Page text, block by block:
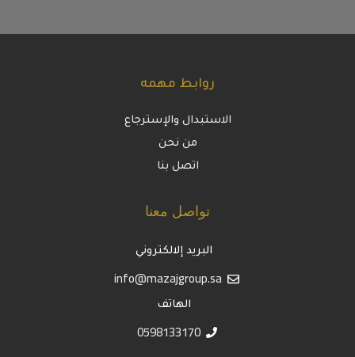
روابط مهمه
الاستبدال والإسترجاع
من نحن
اتصل بنا
تواصل معنا
البريد إلالكتروني
info@mazajgroup.sa
الهاتف
0598133170